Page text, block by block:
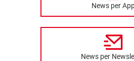
News per
News per